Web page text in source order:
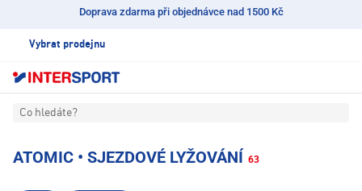
Doprava zdarma při objednávce nad 1500 Kč
Vybrat prodejnu
Co hledáte?
ATOMIC • SJEZDOVÉ LYŽOVÁNÍ 63